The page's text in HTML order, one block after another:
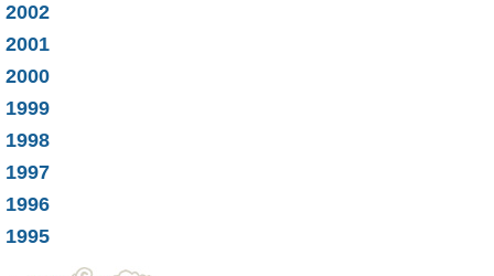
2002
2001
2000
1999
1998
1997
1996
1995